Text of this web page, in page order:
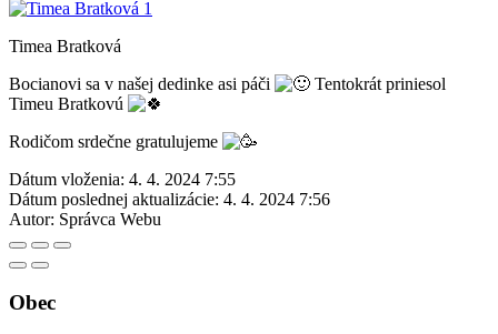
Timea Bratková
Bocianovi sa v našej dedinke asi páči
Tentokrát priniesol
Timeu Bratkovú
Rodičom srdečne gratulujeme
Dátum vloženia: 4. 4. 2024 7:55
Dátum poslednej aktualizácie: 4. 4. 2024 7:56
Autor: Správca Webu
Obec